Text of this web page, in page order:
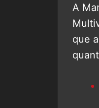
A
que